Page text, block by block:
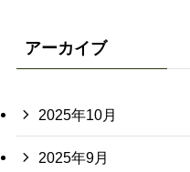
アーカイブ
2025年10月
2025年9月